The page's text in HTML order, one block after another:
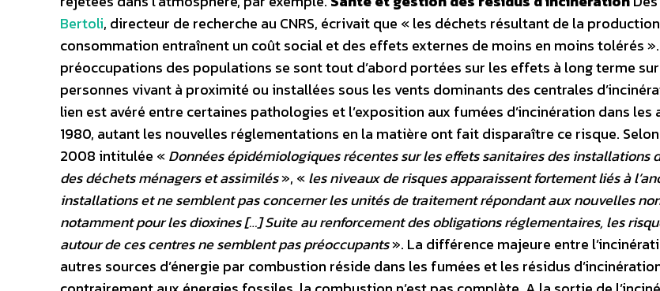
Bertoli, directeur de recherche au CNRS, écrivait que « les déchets résultant de la
consommation entraînent un coût social et des effets externes de moins en moins tolérés
préoccupations des populations se sont tout d’abord portées sur les effets à long terme
personnes vivant à proximité ou installées sous les vents dominants des centrales
lien est avéré entre certaines pathologies et l’exposition aux fumées d’incinération dans les
1980, autant les nouvelles réglementations en la matière ont fait disparaître ce risque.
2008 intitulée «Données épidémiologiques récentes sur les effets sanitaires des installations
des déchets ménagers et assimilés», «les niveaux de risques apparaissent fortement liés à
installations et ne semblent pas concerner les unités de traitement répondant aux nouvelles
notamment pour les dioxines […] Suite au renforcement des obligations réglementaires, les
autour de ces centres ne semblent pas préoccupants». La différence majeure entre
autres sources d’énergie par combustion réside dans les fumées et les résidus